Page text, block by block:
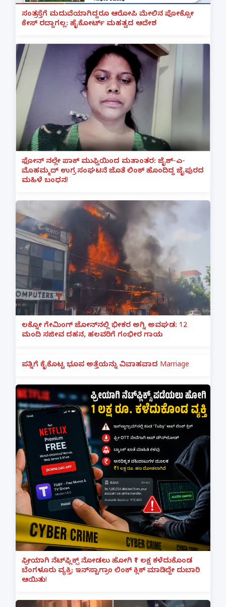
ಸಂತ್ರಸ್ತೆಗೆ ಮದುವೆಯಾಗಿದ್ದರೂ ಆರೋಪಿ ಮೇಲಿನ ಪೋಕ್ಸೋ
ಕೇಸ್ ರದ್ದಾಗಲ್ಲ: ಹೈಕೋರ್ಟ್ ಮಹತ್ವದ ಆದೇಶ
ಫೋನ್ ನಲ್ಲೇ ಪಾಕ್ ಮುಫ್ತಿಯಿಂದ ಮತಾಂತರ: ಜೈಶ್-ಎ-
ಮೊಹಮ್ಮದ್ ಉಗ್ರ ಸಂಘಟನೆ ಜೊತೆ ಲಿಂಕ್ ಹೊಂದಿದ್ದ ಜೈಪುರದ
ಮಹಿಳೆ ಬಂಧನ!
ಲಕ್ನೋ ಗೇಮಿಂಗ್ ಜೋನ್‌ನಲ್ಲಿ ಭೀಕರ ಅಗ್ನಿ ಅವಘಡ: 12
ಮಂದಿ ಸಜೀವ ದಹನ, ಹಲವರಿಗೆ ಗಂಭೀರ ಗಾಯ
ಪತ್ನಿಗೆ ಕೈಕೊಟ್ಟ ಭೂಪ ಅತ್ತೆಯನ್ನು ವಿವಾಹವಾದ Marriage
ಫ್ರೀಯಾಗಿ ನೆಟ್‌ಫ್ಲಿಕ್ಸ್ ನೋಡಲು ಹೋಗಿ ₹1 ಲಕ್ಷ ಕಳೆದುಕೊಂಡ
ಬೆಂಗಳೂರು ವ್ಯಕ್ತಿ; ಇನ್‌ಸ್ಟಾಗ್ರಾಂ ಲಿಂಕ್ ಕ್ಲಿಕ್ ಮಾಡಿದ್ದೇ ದುಬಾರಿ
ಆಯಿತು!